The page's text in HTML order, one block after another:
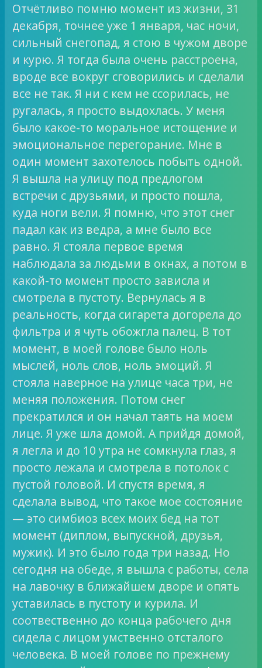
Отчётливо помню момент из жизни, 31
декабря, точнее уже 1 января, час ночи,
сильный снегопад, я стою в чужом дворе
и курю. Я тогда была очень расстроена,
вроде все вокруг сговорились и сделали
все не так. Я ни с кем не ссорилась, не
ругалась, я просто выдохлась. У меня
было какое-то моральное истощение и
эмоциональное перегорание. Мне в
один момент захотелось побыть одной.
Я вышла на улицу под предлогом
встречи с друзьями, и просто пошла,
куда ноги вели. Я помню, что этот снег
падал как из ведра, а мне было все
равно. Я стояла первое время
наблюдала за людьми в окнах, а потом в
какой-то момент просто зависла и
смотрела в пустоту. Вернулась я в
реальность, когда сигарета догорела до
фильтра и я чуть обожгла палец. В тот
момент, в моей голове было ноль
мыслей, ноль слов, ноль эмоций. Я
стояла наверное на улице часа три, не
меняя положения. Потом снег
прекратился и он начал таять на моем
лице. Я уже шла домой. А прийдя домой,
я легла и до 10 утра не сомкнула глаз, я
просто лежала и смотрела в потолок с
пустой головой. И спустя время, я
сделала вывод, что такое мое состояние
— это симбиоз всех моих бед на тот
момент (диплом, выпускной, друзья,
мужик). И это было года три назад. Но
сегодня на обеде, я вышла с работы, села
на лавочку в ближайшем дворе и опять
уставилась в пустоту и курила. И
соотвественно до конца рабочего дня
сидела с лицом умственно отсталого
человека. В моей голове по прежнему